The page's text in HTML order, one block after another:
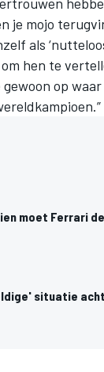
je mojo
als
hen te
op
moet Ferrari
situatie